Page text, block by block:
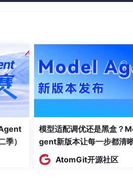
白图层单独保存为一个 .PSD 格式
数据”。
理包裹
回到原画工程文件。把刚才
剪切蒙版（Clipping Mask），让图
图层，点击顶部菜单的“滤镜 -> 扭曲
直比例设置在 10 到 20 之间（视
选中刚才保存的 Qipao_Depth.psd
瞬间读取了那张黑白图的明暗数据
季）
模型适配调优还是黑盒？
gent新版本让每一步都清
AtomGit开源社区